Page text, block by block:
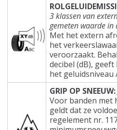
3 klassen van
gemeten waarde in
Met het extern
het
veroorzaakt.
decibel (dB),
het geluidsniveau
GRIP OP SNEEUW:
Voor banden met
geldt dat ze
regelement nr.